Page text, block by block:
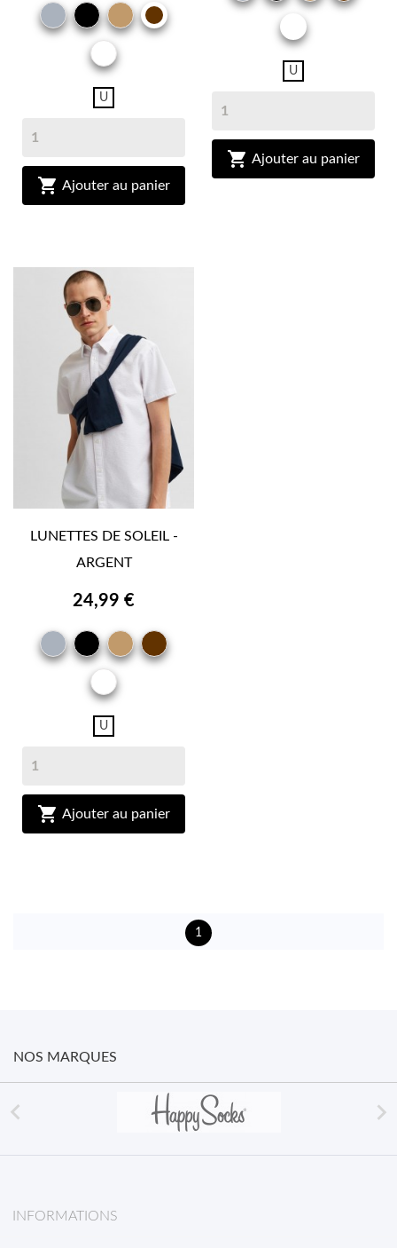
GRISNOIRCAMELMARRON
OR
U
 Ajouter au panier
OR
U
 Ajouter au panier
LUNETTES DE SOLEIL -
ARGENT
24,99 €
GRISNOIRCAMELMARRON
BRUN
OR
U
 Ajouter au panier
1
NOS MARQUES
 
INFORMATIONS